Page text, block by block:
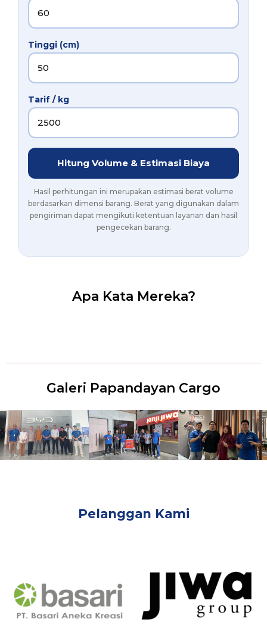
Tinggi (cm)
Tarif / kg
Hitung Volume & Estimasi Biaya
Hasil perhitungan ini merupakan estimasi berat volume
berdasarkan dimensi barang. Berat yang digunakan dalam
pengiriman dapat mengikuti ketentuan layanan dan hasil
pengecekan barang.
Apa Kata Mereka?
Galeri Papandayan Cargo
Pelanggan Kami